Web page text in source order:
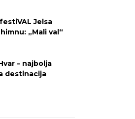
Jelsa
„Mali val“
– najbolja
destinacija